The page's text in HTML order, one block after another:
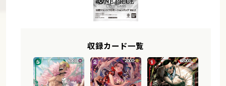
収録カード一覧